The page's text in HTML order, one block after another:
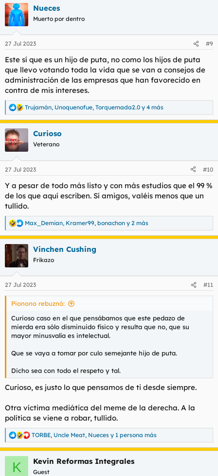
c
c
i
e
:
Nueces
Muerto por dentro
27 Jul 2023 #9
Este sí que es un hijo de puta, no como los hijos de puta
que llevo votando toda la vida que se van a consejos de
administración de las empresas que han favorecido en
contra de mis intereses.
R
e
c
c
i
e
Trujamán, Unoquenofue, Torquemada2.0 y 4 más
Curioso
Veterano
27 Jul 2023 #10
Y a pesar de todo más listo y con más estudios que el 99 %
de los que aquí escriben. Sí amigos, valéis menos que un
tullido.
R
e
a
c
c
i
e
s
Max_Demian, Kramer99, bonachon y 2 más
Vinchen Cushing
Frikazo
27 Jul 2023 #11
Pionono rebuznó:
Curioso caso en el que pensábamos que este pedazo de
mierda era sólo disminuido físico y resulta que no, que su
mayor minusvalía es intelectual.
Que se vaya a tomar por culo semejante hijo de puta.
Dicho sea con todo el respeto y tal.
Curioso, es justo lo que pensamos de ti desde siempre.
Otra víctima mediática del meme de la derecha. A la
política se viene a robar, tullido.
R
e
a
TORBE, Uncle Meat, Nueces y 1 persona más
K Kevin Reformas Integrales
Guest